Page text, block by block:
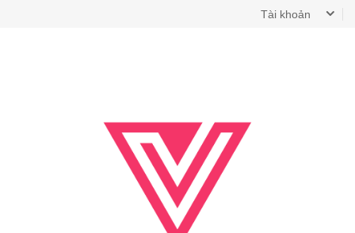
Tài khoản